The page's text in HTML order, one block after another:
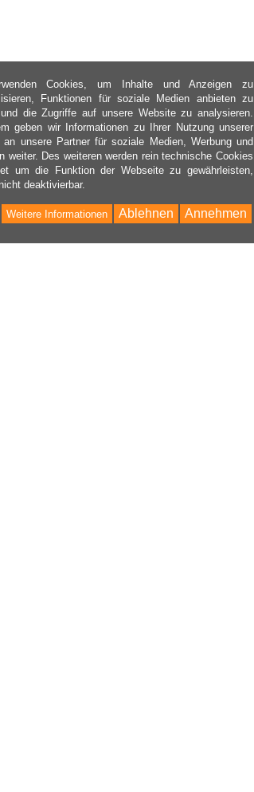
Cookies, um Inhalte und Anzeigen zu
Funktionen für soziale Medien anbieten zu
die Zugriffe auf unsere Website zu analysieren.
geben wir Informationen zu Ihrer Nutzung unserer
an unsere Partner für soziale Medien, Werbung und
weiter. Des weiteren werden rein technische Cookies
um die Funktion der Webseite zu gewährleisten,
deaktivierbar.
Annehmen
Ablehnen
Weitere Informationen